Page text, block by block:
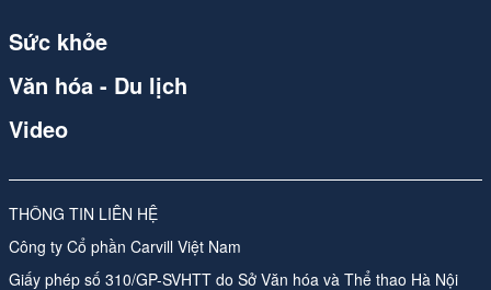
Spider
congthuong.vn
Spider
Spider
Spider
THÔNG TIN LIÊN HỆ
Công ty Cổ phần Carvill Việt Nam
Giấy phép số 310/GP-SVHTT do Sở Văn hóa và Thể thao Hà Nội
Sức khỏe
Văn hóa - Du lịch
Video